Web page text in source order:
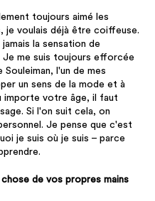
toujours aimé les
je voulais déjà être coiffeuse.
la sensation de
Je me suis toujours efforcée
l'un de mes
un sens de la mode et à
importe votre âge, il faut
Si l'on suit cela, on
Je pense que c'est
je suis où je suis – parce
de vos propres mains